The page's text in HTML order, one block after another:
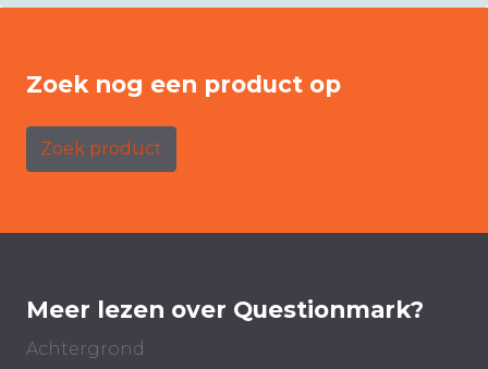
Zoek nog een product op
Zoek product
Meer lezen over Questionmark?
Achtergrond